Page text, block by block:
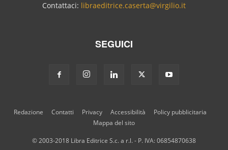
Contattaci: libraeditrice.caserta@virgilio.it
SEGUICI
Redazione Contatti Privacy Accessibilità
Policy pubblicitaria
Mappa del sito
© 2003-2018 Libra Editrice S.c. a r.l. - P. IVA: 06854870638